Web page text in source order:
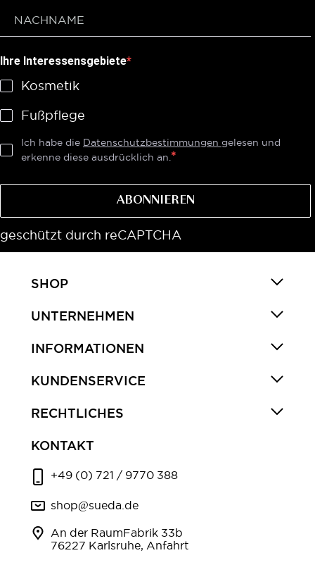
Ihre Interessensgebiete
Kosmetik
Fußpflege
Ich habe die Datenschutzbestimmungen gelesen und
erkenne diese ausdrücklich an.
ABONNIEREN
geschützt durch reCAPTCHA
SHOP
UNTERNEHMEN
INFORMATIONEN
KUNDENSERVICE
RECHTLICHES
KONTAKT
+49 (0) 721 / 9770 388
shop@sueda.de
An der RaumFabrik 33b
76227 Karlsruhe, Anfahrt